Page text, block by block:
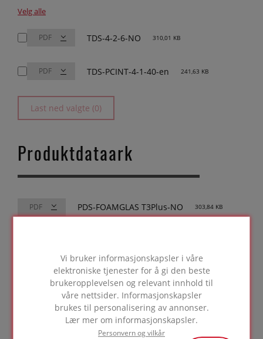
Vi bruker informasjonskapsler i våre
elektroniske tjenester for å gi den beste
brukeropplevelsen og relevant innhold til
våre nettsider. Informasjonskapsler
brukes til personalisering av annonser.
Lær mer om informasjonskapsler.
Personvern og vilkår
Velg alle
TDS-4-2-6-NO 310,01 KB
TDS-PCINT-4-1-40-en 241,63 KB
Last ned valgte (0)
Produktdataark
PDS-FOAMGLAS T3Plus-NO 303,84 KB
SDS - Plader og Tapered